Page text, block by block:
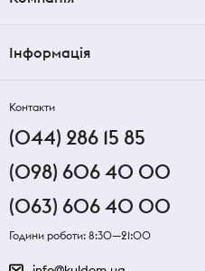
Інформація
Контакти
(044) 286 15 85
(098) 606 40 00
(063) 606 40 00
Години роботи: 8:30—21:00